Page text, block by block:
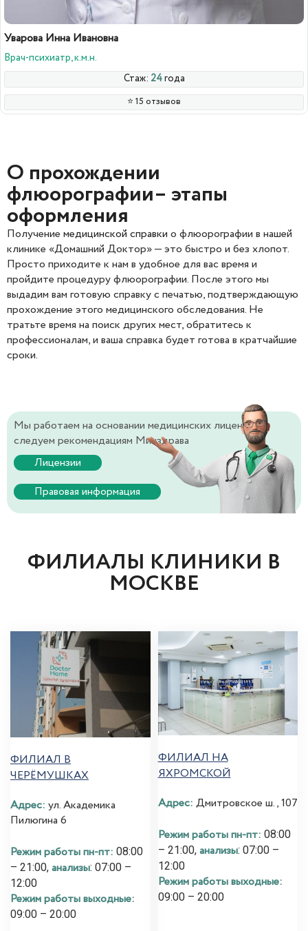
Уварова Инна Ивановна
Врач-психиатр, к.м.н.
Стаж: 24года
⭐️ 15 отзывов
О прохождении
флюорографии– этапы
оформления
Получение медицинской справки о флюорографии в нашей
клинике «Домашний Доктор» — это быстро и без хлопот.
Просто приходите к нам в удобное для вас время и
пройдите процедуру флюорографии. После этого мы
выдадим вам готовую справку с печатью, подтверждающую
прохождение этого медицинского обследования. Не
тратьте время на поиск других мест, обратитесь к
профессионалам, и ваша справка будет готова в кратчайшие
сроки.
Мы работаем на основании медицинских лицензий и
следуем рекомендациям Минздрава
Лицензии
Правовая информация
ФИЛИАЛЫ КЛИНИКИ В
МОСКВЕ
ФИЛИАЛ В
ЧЕРЁМУШКАХ
Адрес: ул. Академика
Пилюгина 6
Режим работы пн-пт: 08:00
– 21:00, анализы: 07:00 –
12:00
Режим работы выходные:
09:00 – 20:00
ФИЛИАЛ НА
ЯХРОМСКОЙ
Адрес: Дмитровское ш., 107
Режим работы пн-пт: 08:00
– 21:00, анализы: 07:00 –
12:00
Режим работы выходные:
09:00 – 20:00